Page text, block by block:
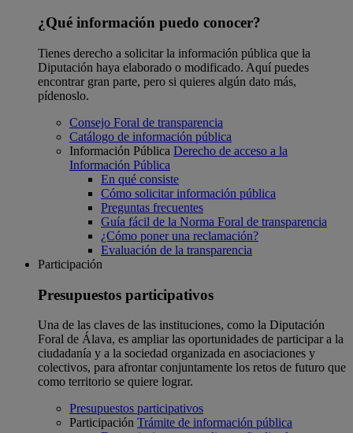
¿Qué información puedo conocer?
Tienes derecho a solicitar la información pública que la
Diputación haya elaborado o modificado. Aquí puedes
encontrar gran parte, pero si quieres algún dato más,
pídenoslo.
Consejo Foral de transparencia
Catálogo de información pública
Información Pública Derecho de acceso a la
Información Pública
En qué consiste
Cómo solicitar información pública
Preguntas frecuentes
Guía fácil de la Norma Foral de transparencia
¿Cómo poner una reclamación?
Evaluación de la transparencia
Participación
Presupuestos participativos
Una de las claves de las instituciones, como la Diputación
Foral de Álava, es ampliar las oportunidades de participar a la
ciudadanía y a la sociedad organizada en asociaciones y
colectivos, para afrontar conjuntamente los retos de futuro que
como territorio se quiere lograr.
Presupuestos participativos
Participación Trámite de información pública